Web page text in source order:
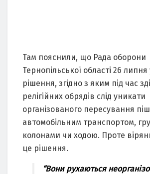
Там пояснили, що Рада оборони
Тернопільської області 26
рішення, згідно з яким під час
релігійних обрядів слід уникати
організованого пересування
автомобільним транспортом,
колонами чи ходою. Проте
це рішення.
“Вони рухаються